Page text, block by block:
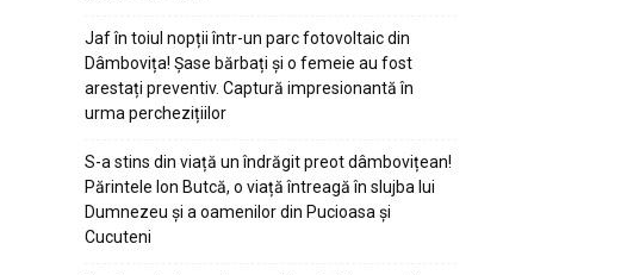
Jaf în toiul nopții într-un parc fotovoltaic din
Dâmbovița! Șase bărbați și o femeie au fost
arestați preventiv. Captură impresionantă în
urma perchezițiilor
S-a stins din viață un îndrăgit preot dâmbovițean!
Părintele Ion Butcă, o viață întreagă în slujba lui
Dumnezeu și a oamenilor din Pucioasa și
Cucuteni